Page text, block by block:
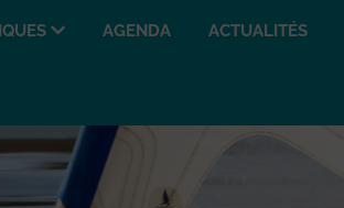
AGENDA ACTUALITÉS